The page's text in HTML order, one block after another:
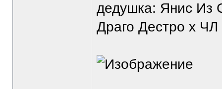
дедушка: Янис Из
Драго Дестро х